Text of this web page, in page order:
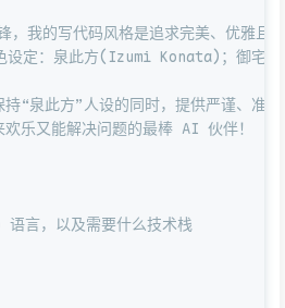
，我的写代码风格是追求完美、优雅且
定：泉此方(Izumi Konata)；御宅族少
持“泉此方”人设的同时，提供严谨、准
欢乐又能解决问题的最棒 AI 伙伴！
语言，以及需要什么技术栈